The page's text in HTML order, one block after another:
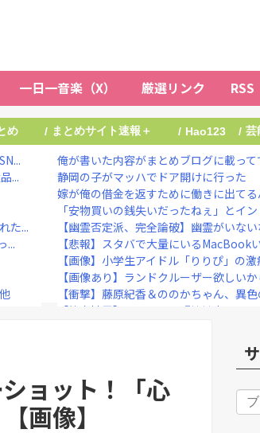
一日一音楽（X） 厳選リンク RSS
め / まとめサイト速報＋ / Hao123 / 芸
...
た...
...
...
俺が書いた内容がまとめブログに載っ
静岡の子がマッハでドア開けに行った
嫁が俺の借金を返すために働きに出て
「安物買いの銭失いだったねぇ」とイ
【幽霊否定派、完全論破】幽霊がいな
【悲報】スタバで大量にいるMacBook
【画像】小学生アイドル「りりぴ」の
【画像あり】ランドクルーザー欲し
【衝撃】藤原紀香＆ののかちゃん、異
【熊本地震】ヒカキン、『神対応』キ
大物ミュージシャンが投稿 「日本国憲
ョット！「心
画像】